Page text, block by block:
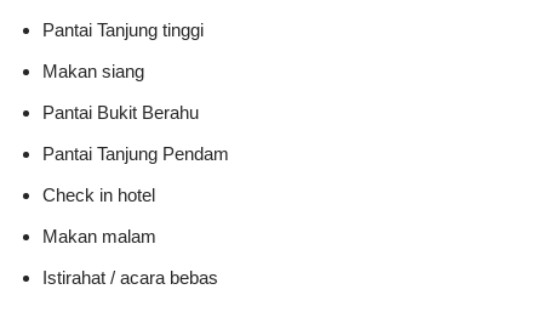
Pantai Tanjung tinggi
Makan siang
Pantai Bukit Berahu
Pantai Tanjung Pendam
Check in hotel
Makan malam
Istirahat / acara bebas